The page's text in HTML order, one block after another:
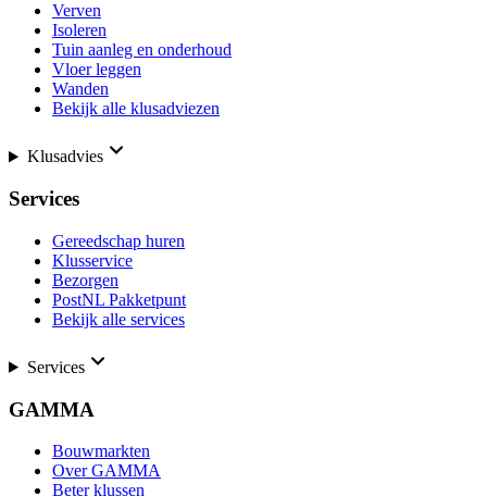
Verven
Isoleren
Tuin aanleg en onderhoud
Vloer leggen
Wanden
Bekijk alle klusadviezen
Klusadvies
Services
Gereedschap huren
Klusservice
Bezorgen
PostNL Pakketpunt
Bekijk alle services
Services
GAMMA
Bouwmarkten
Over GAMMA
Beter klussen